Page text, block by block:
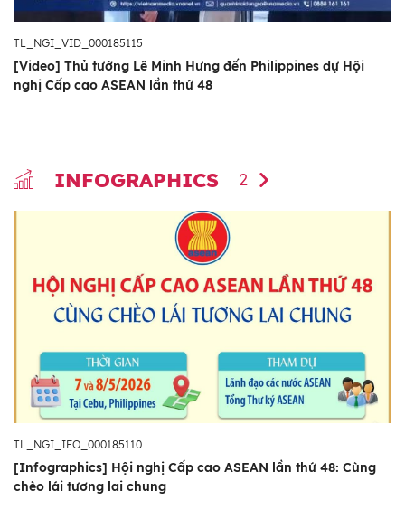
TL_NGI_VID_000185115
[Video] Thủ tướng Lê Minh Hưng đến Philippines dự Hội
nghị Cấp cao ASEAN lần thứ 48
INFOGRAPHICS 2
TL_NGI_IFO_000185110
[Infographics] Hội nghị Cấp cao ASEAN lần thứ 48: Cùng
chèo lái tương lai chung